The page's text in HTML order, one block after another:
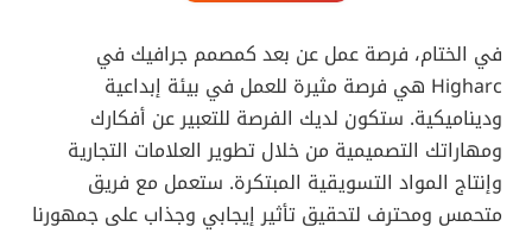
في الختام، فرصة عمل عن بعد كمصمم جرافيك في
Higharc هي فرصة مثيرة للعمل في بيئة إبداعية
وديناميكية. ستكون لديك الفرصة للتعبير عن أفكارك
ومهاراتك التصميمية من خلال تطوير العلامات التجارية
وإنتاج المواد التسويقية المبتكرة. ستعمل مع فريق
متحمس ومحترف لتحقيق تأثير إيجابي وجذاب على جمهورنا